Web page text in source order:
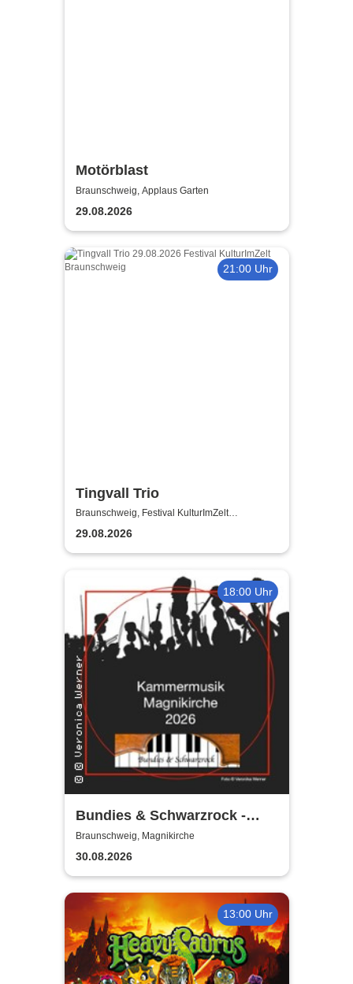
Motörblast
Braunschweig, Applaus Garten
29.08.2026
21:00 Uhr
Tingvall Trio
Braunschweig, Festival KulturImZelt
Braunschweig
29.08.2026
18:00 Uhr
Bundies & Schwarzrock -
Kammermusik Magnikirche
2026
Braunschweig, Magnikirche
30.08.2026
13:00 Uhr